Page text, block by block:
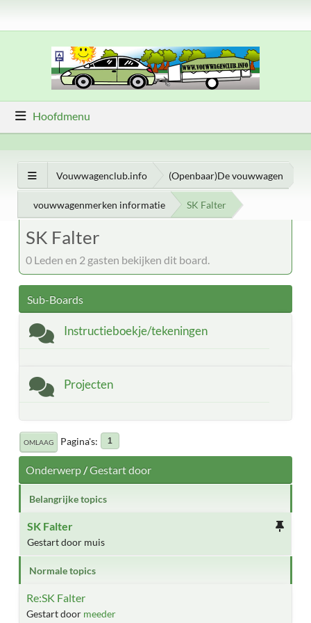
Hoofdmenu
Vouwwagenclub.info (Openbaar)De vouwwagen
vouwwagenmerken informatie SK Falter
SK Falter
0 Leden en 2 gasten bekijken dit board.
Sub-Boards
Instructieboekje/tekeningen
Projecten
OMLAAG Pagina's 1
Onderwerp/Gestart door
Belangrijke topics
SK Falter
Gestart door muis
Normale topics
Re:SK Falter
Gestart door meeder